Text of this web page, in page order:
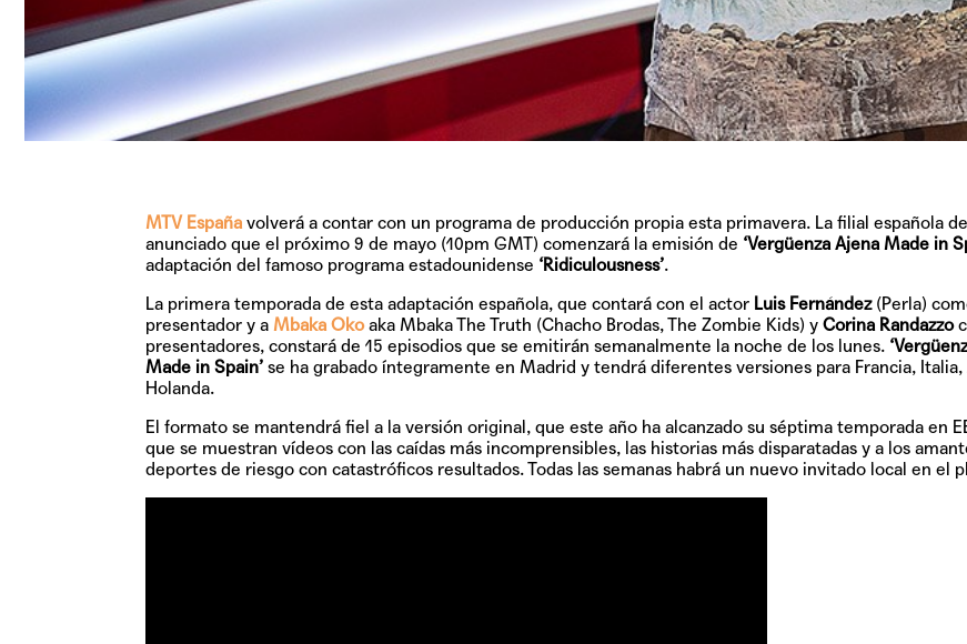
MTV Españavolverá a contar con un programa de producción propia esta primavera. La filial española
anunciado que el próximo9 de mayo(10pm GMT) comenzará la emisión de ‘Vergüenza Ajena Made in
adaptación del famoso programa estadounidense ‘Ridiculousness’.
La primera temporada de esta adaptación española, que contará con el actor Luis Fernández(Perla)
presentador y a Mbaka Okoaka Mbaka The Truth (Chacho Brodas, The Zombie Kids) yCorina Randazzo
presentadores, constará de 15 episodios que se emitirán semanalmente la noche de los lunes.
Made in Spain’ se ha grabado íntegramente en Madrid y tendrá diferentes versiones para Francia, Italia,
Holanda.
El formato se mantendrá fiel a la versión original, que este año ha alcanzado su séptima temporada en
que se muestran vídeos con las caídas más incomprensibles, las historias más disparatadas y a los
deportes de riesgo con catastróficos resultados. Todas las semanas habrá un nuevo invitado local en el